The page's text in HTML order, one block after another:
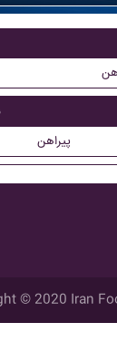
پیراهن
© 2020 Iran